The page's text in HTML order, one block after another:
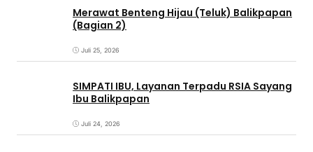
Merawat Benteng Hijau (Teluk) Balikpapan
(Bagian 2)
Juli 25, 2026
SIMPATI IBU, Layanan Terpadu RSIA Sayang
Ibu Balikpapan
Juli 24, 2026